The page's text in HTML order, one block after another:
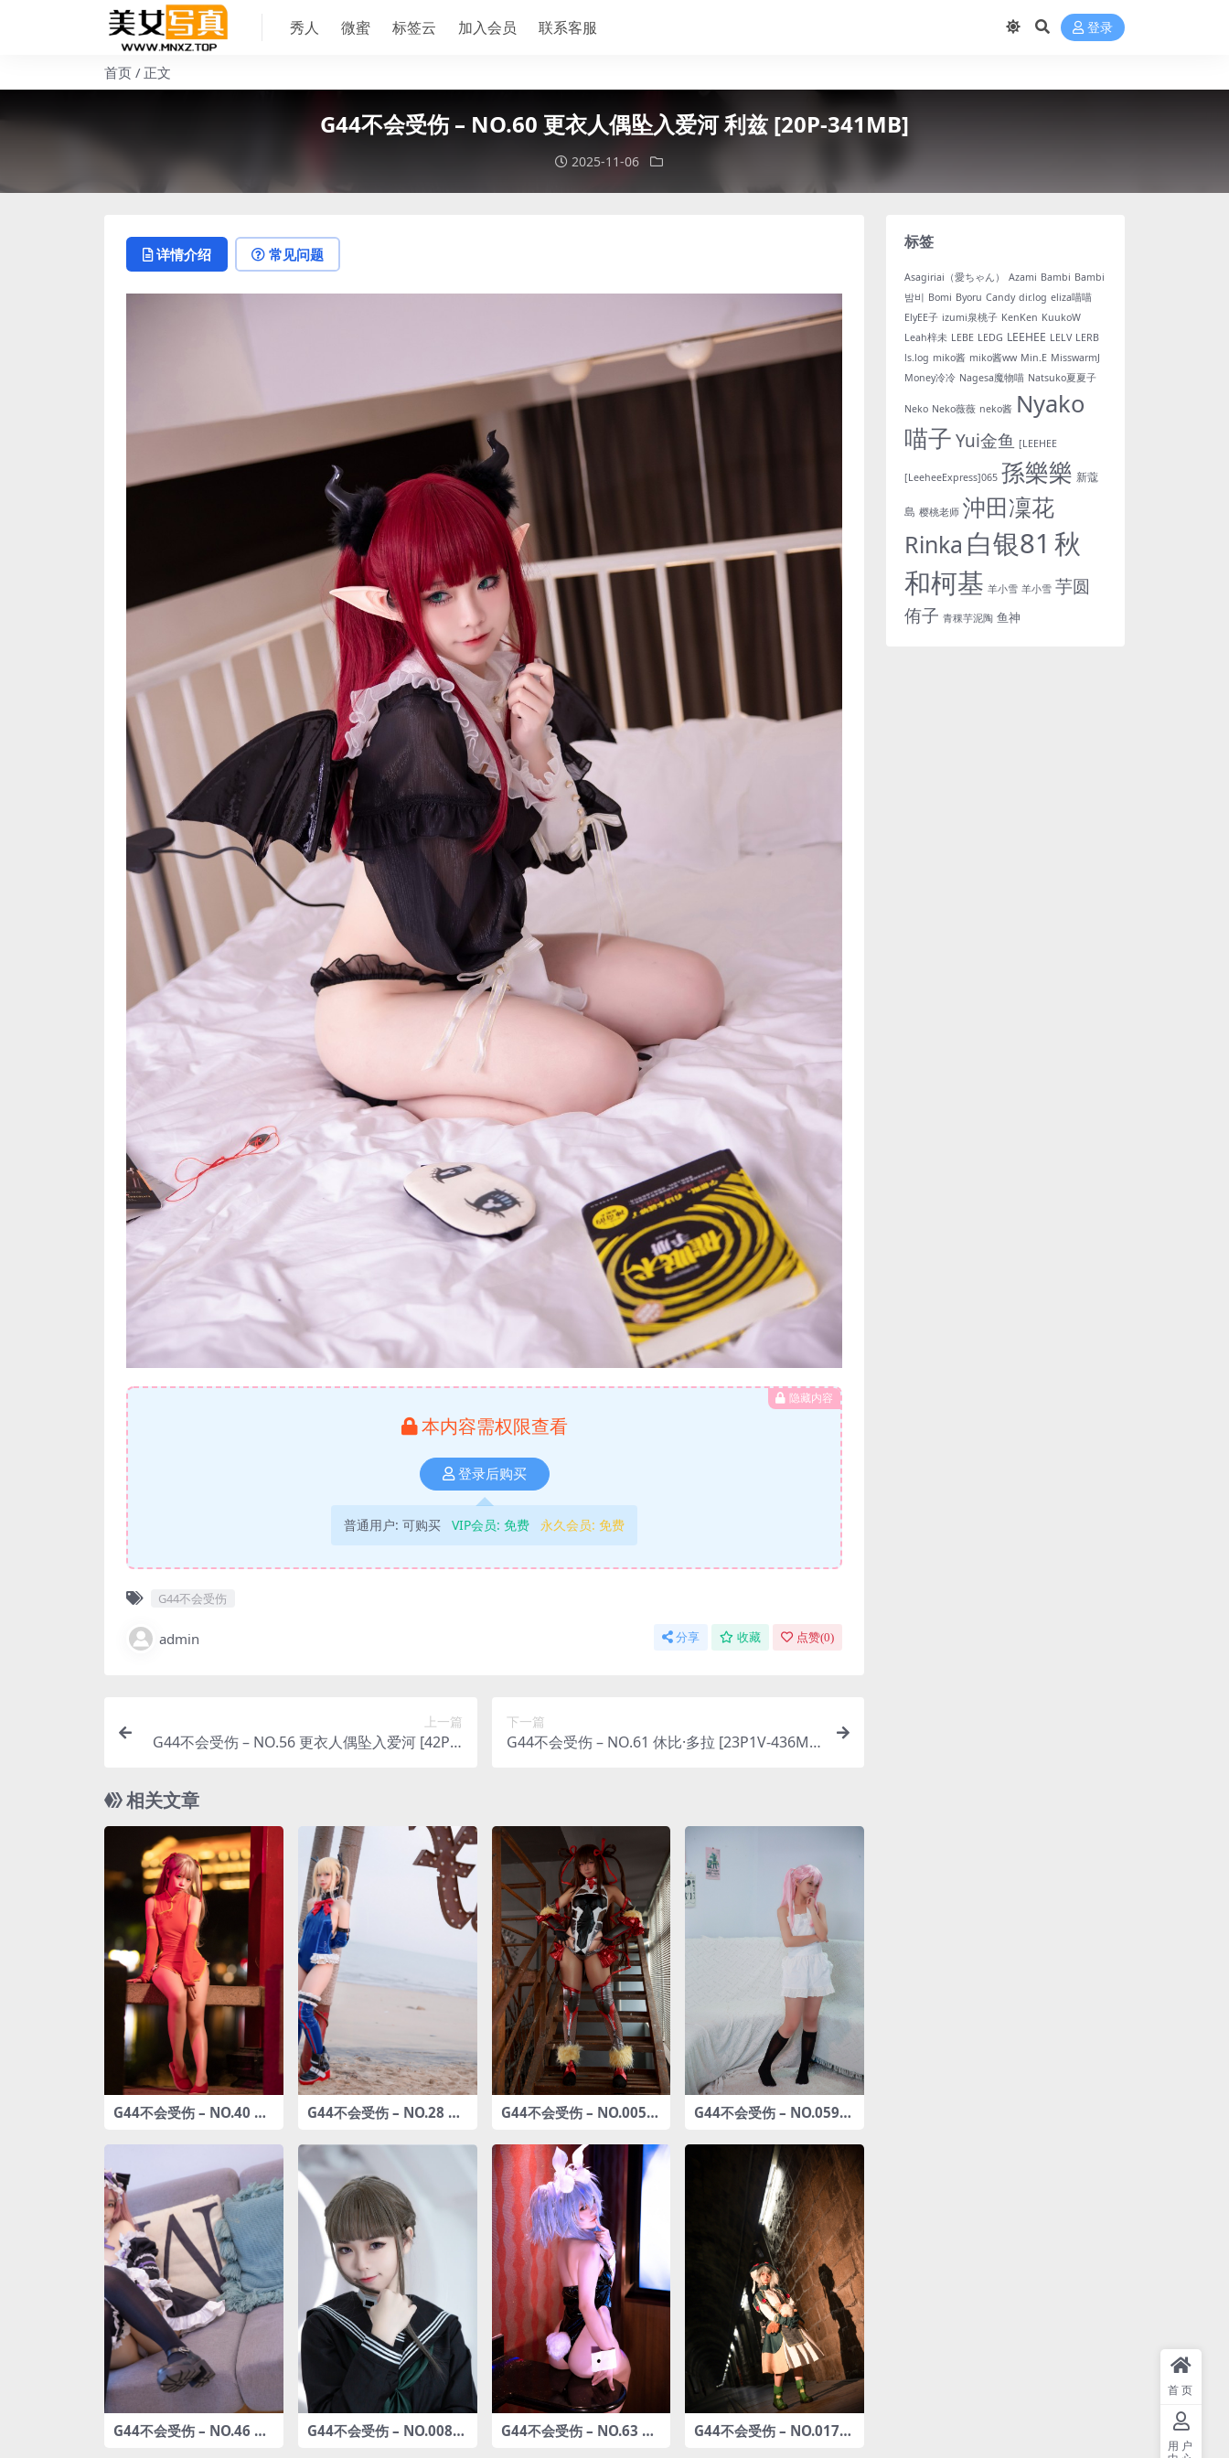
秀人 微蜜 标签云 加入会员 联系客服 登录
首页 正文
G44不会受伤 – NO.60 更衣人偶坠入爱河 利兹 [20P-341MB]
2025-11-06
详情介绍 常见问题
隐藏内容
本内容需权限查看
登录后购买
普通用户: 可购买 VIP会员: 免费 永久会员: 免费
G44不会受伤
admin 分享 收藏 点赞(0)
上一篇
G44不会受伤 – NO.56 更衣人偶坠入爱河 [42P-5
下一篇
G44不会受伤 – NO.61 休比·多拉 [23P1V-436M
相关文章
G44不会受伤 – NO.40 爱
G44不会受伤 – NO.28 玛
G44不会受伤 – NO.005
MB]
G44不会受伤 – NO.059
G44不会受伤 – NO.46 bl
G44不会受伤 – NO.008
G44不会受伤 – NO.63 PA
G44不会受伤 – NO.017
标签
Asagiriai（愛ちゃん） Azami Bambi Bambi
밤비 Bomi Byoru Candy dir.log eliza喵喵
ElyEE子 izumi泉桃子 KenKen KuukoW
Leah梓未 LEBE LEDG LEEHEE LELV LERB
ls.log miko酱 miko酱ww Min.E MisswarmJ
Money冷冷 Nagesa魔物喵 Natsuko夏夏子
Neko Neko薇薇 neko酱 Nyako
喵子Yui金鱼 [LEEHEE
[LeeheeExpress]065 孫樂樂 新蔻
島 樱桃老师 沖田凜花
Rinka 白银81 秋
和柯基 羊小雪 羊小雪 芋圆
侑子 青稞芋泥陶 鱼神
首页
用户